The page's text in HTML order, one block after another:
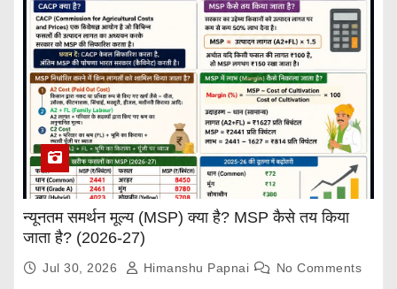
न्यूनतम समर्थन मूल्य (MSP) क्या है? MSP कैसे तय किया
जाता है? (2026-27)
Jul 30, 2026 Himanshu Papnai No Comments